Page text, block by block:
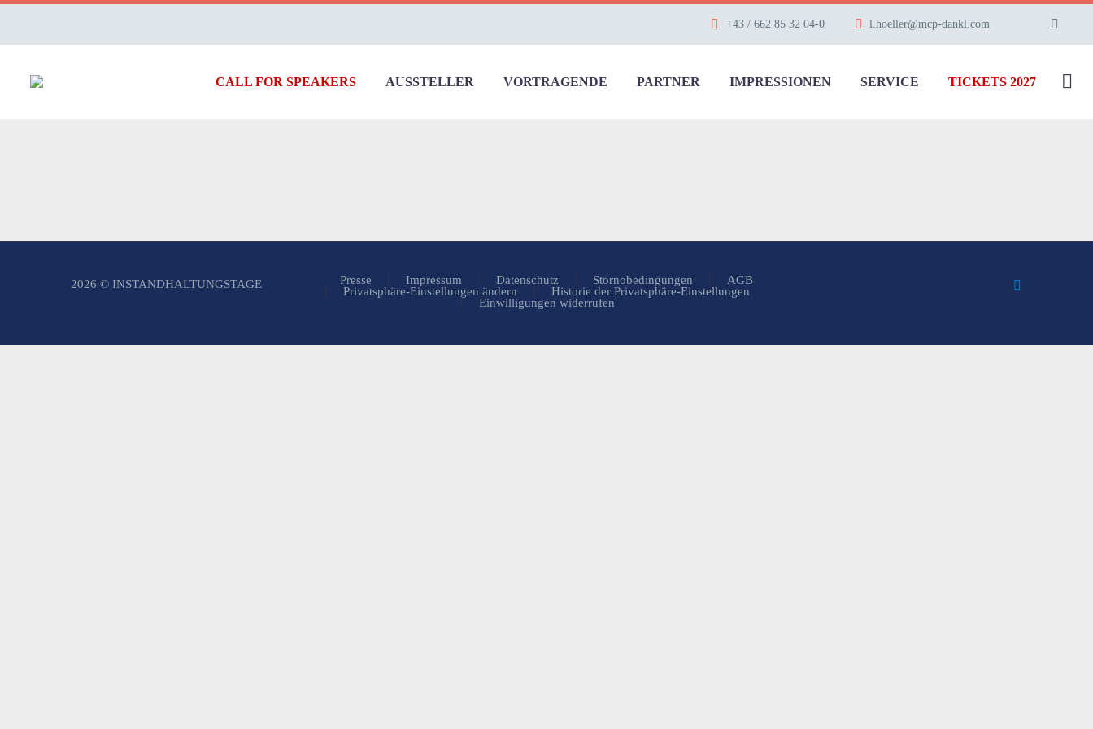
+43 / 662 85 32 04-0 l.hoeller@mcp-dankl.com
CALL FOR SPEAKERS AUSSTELLER VORTRAGENDE PARTNER IMPRESSIONEN SERVICE TICKETS 2027
Presse Impressum Datenschutz Stornobedingungen
AGB
Privatsphäre-Einstellungen ändern
Historie der Privatsphäre-Einstellungen
Einwilligungen widerrufen
2026 © INSTANDHALTUNGSTAGE